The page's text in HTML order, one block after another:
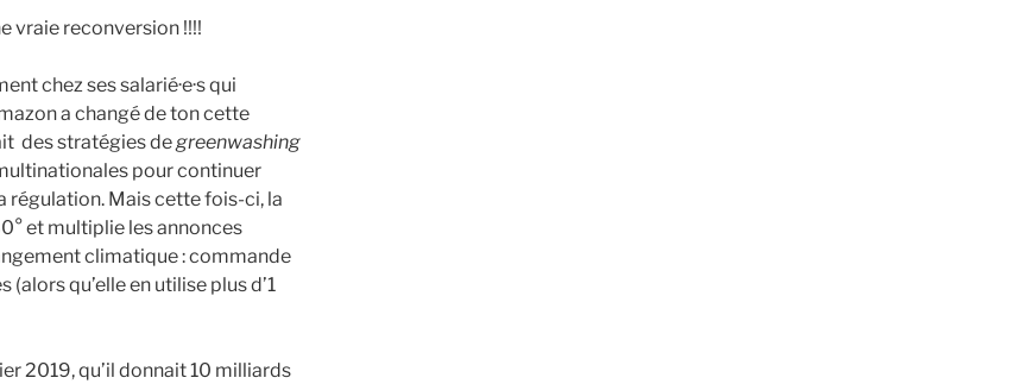
vraie reconversion !!!!
chez ses salarié·e·s qui
a changé de ton cette
des stratégies degreenwashing
pour continuer
régulation. Mais cette fois-ci, la
et multiplie les annonces
climatique : commande
qu’elle en utilise plus d’1
2019, qu’il donnait 10 milliards